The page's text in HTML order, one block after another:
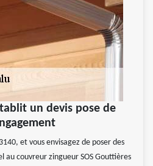
un devis pose de
et vous envisagez de poser des
au couvreur zingueur SOS Gouttières